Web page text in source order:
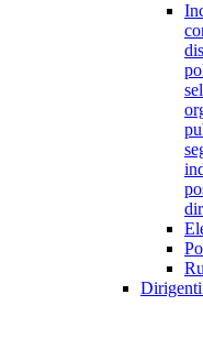
Dirigenti